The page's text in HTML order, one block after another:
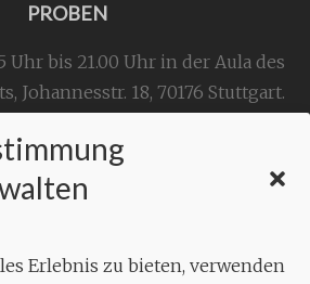
Erlebnis zu bieten, verwenden
PROBEN
Uhr bis 21.00 Uhr in der Aula des
Johannesstr. 18, 70176 Stuttgart.
KONTAKT
Geschäftsstelle:
Str. 18